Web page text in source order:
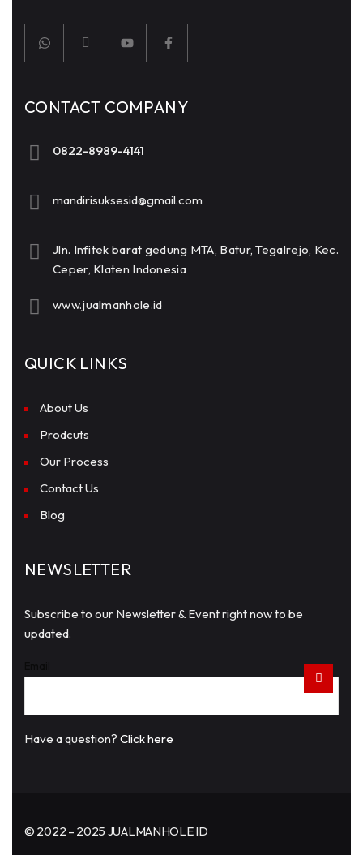
CONTACT COMPANY
0822-8989-4141
mandirisuksesid@gmail.com
Jln. Infitek barat gedung MTA, Batur, Tegalrejo, Kec.
Ceper, Klaten Indonesia
www.jualmanhole.id
QUICK LINKS
About Us
Prodcuts
Our Process
Contact Us
Blog
NEWSLETTER
Subscribe to our Newsletter & Event right now to be
updated.
Have a question? Click here
© 2022 – 2025 JUALMANHOLE.ID